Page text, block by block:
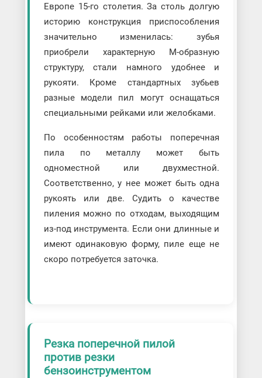
Европе 15-го столетия. За столь долгую
историю конструкция приспособления
значительно изменилась: зубья
приобрели характерную М-образную
структуру, стали намного удобнее и
рукояти. Кроме стандартных зубьев
разные модели пил могут оснащаться
специальными рейками или желобками.
По особенностям работы поперечная
пила по металлу может быть
одноместной или двухместной.
Соответственно, у нее может быть одна
рукоять или две. Судить о качестве
пиления можно по отходам, выходящим
из-под инструмента. Если они длинные и
имеют одинаковую форму, пиле еще не
скоро потребуется заточка.
Резка поперечной пилой
против резки
бензоинструментом